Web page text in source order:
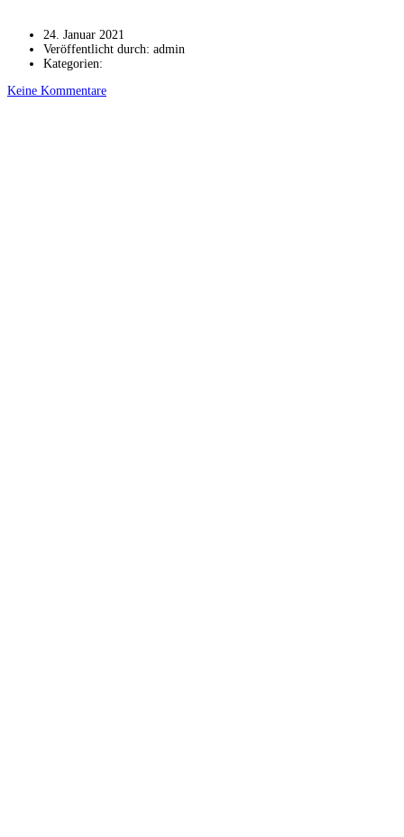
24. Januar 2021
Veröffentlicht durch: admin
Kategorien:
Keine Kommentare